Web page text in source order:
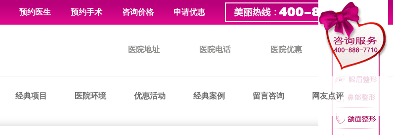
预约医生 预约手术 咨询价格 申请优惠
医院地址 医院电话 医院优惠 医院价格
经典项目 医院环境 优惠活动 经典案例 留言咨询 网友点评